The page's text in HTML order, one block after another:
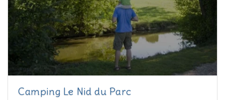
Camping Le Nid du Parc